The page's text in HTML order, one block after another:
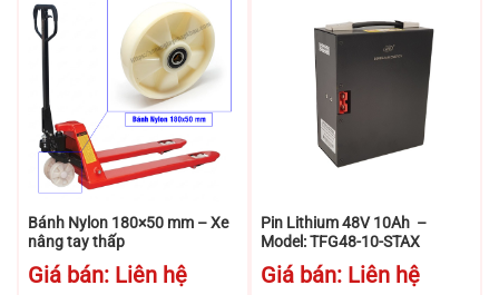
Bánh Nylon 180×50 mm – Xe
nâng tay thấp
Giá bán: Liên hệ
Pin Lithium 48V 10Ah –
Model: TFG48-10-STAX
Giá bán: Liên hệ